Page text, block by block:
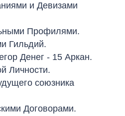
и Девизами
Профилями.
Гильдий.
Денег - 15 Аркан.
Личности.
союзника
Договорами.